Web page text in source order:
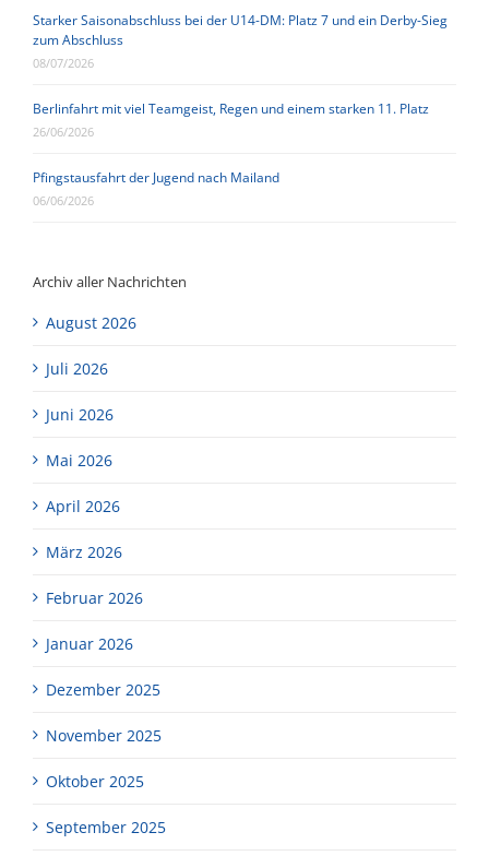
Starker Saisonabschluss bei der U14-DM: Platz 7 und ein Derby-Sieg
zum Abschluss
08/07/2026
Berlinfahrt mit viel Teamgeist, Regen und einem starken 11. Platz
26/06/2026
Pfingstausfahrt der Jugend nach Mailand
06/06/2026
Archiv aller Nachrichten
August 2026
Juli 2026
Juni 2026
Mai 2026
April 2026
März 2026
Februar 2026
Januar 2026
Dezember 2025
November 2025
Oktober 2025
September 2025